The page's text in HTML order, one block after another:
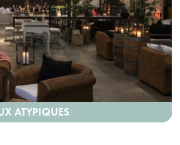
ATYPIQUES